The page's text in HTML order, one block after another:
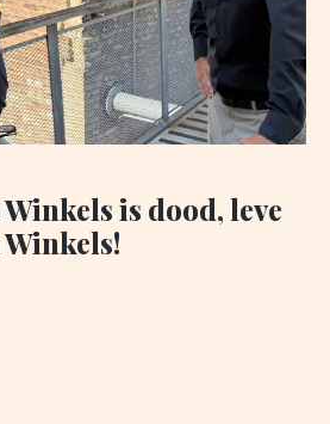
is dood, leve